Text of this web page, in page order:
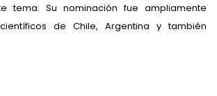
tema. Su nominación fue ampliamente
de Chile, Argentina y también